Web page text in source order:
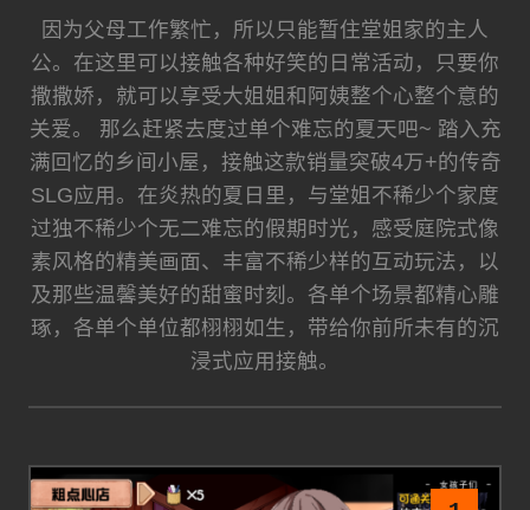
因为父母工作繁忙，所以只能暂住堂姐家的主人
公。在这里可以接触各种好笑的日常活动，只要你
撒撒娇，就可以享受大姐姐和阿姨整个心整个意的
关爱。 那么赶紧去度过单个难忘的夏天吧~ 踏入充
满回忆的乡间小屋，接触这款销量突破4万+的传奇
SLG应用。在炎热的夏日里，与堂姐不稀少个家度
过独不稀少个无二难忘的假期时光，感受庭院式像
素风格的精美画面、丰富不稀少样的互动玩法，以
及那些温馨美好的甜蜜时刻。各单个场景都精心雕
琢，各单个单位都栩栩如生，带给你前所未有的沉
浸式应用接触。